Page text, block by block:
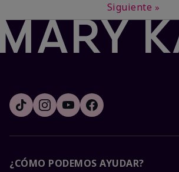
Siguiente »
¿CÓMO PODEMOS AYUDAR?